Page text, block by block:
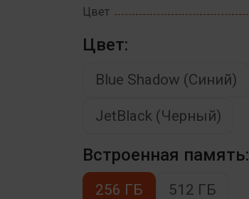
Цвет
Цвет:
Blue Shadow (Синий)
JetBlack (Черный)
Встроенная память:
256 ГБ 512 ГБ